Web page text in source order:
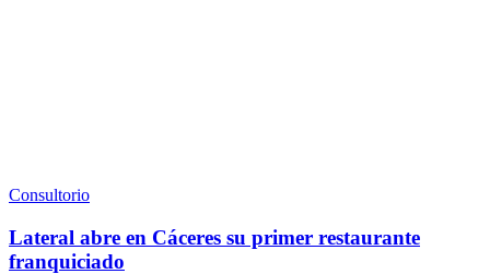
Consultorio
Lateral abre en Cáceres su primer restaurante
franquiciado